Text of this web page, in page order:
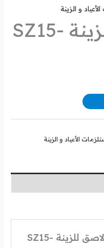
و الزينة
شريط لاصق للزينة SZ15-
الأعياد و الزينة
كن أول من يقيم “شريط لاصق للزينة SZ15-